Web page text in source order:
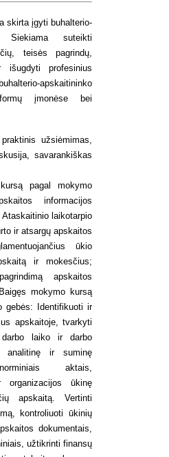
skirta įgyti buhalterio-
Siekiama suteikti
teisės pagrindų,
profesinius
apskaitininko
įmonėse bei
užsiėmimas,
savarankiškas
pagal mokymo
informacijos
laikotarpio
ir atsargų apskaitos
ūkio
ir mokesčius;
apskaitos
mokymo kursą
gebės: Identifikuoti ir
apskaitoje, tvarkyti
laiko ir darbo
analitinę ir suminę
aktais,
organizacijos ūkinę
apskaitą. Vertinti
kontroliuoti ūkinių
dokumentais,
užtikrinti finansų